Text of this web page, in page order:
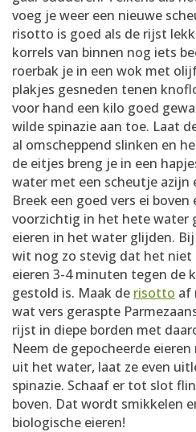
voeg je weer een nieuwe
risotto is goed als de rijst
korrels van binnen nog iets
roerbak je in een wok met
plakjes gesneden tenen
voor hand een kilo goed
wilde spinazie aan toe. Laat
al omscheppend slinken en
de eitjes breng je in een
water met een scheutje azijn
Breek een goed vers ei
voorzichtig in het hete water
eieren in het water glijden.
wit nog zo stevig dat het niet
eieren 3-4 minuten tegen de
gestold is. Maak de risotto af
wat vers geraspte
rijst in diepe borden met
Neem de gepocheerde
uit het water, laat ze even
spinazie. Schaaf er tot slot
boven. Dat wordt smikkelen
biologische eieren!